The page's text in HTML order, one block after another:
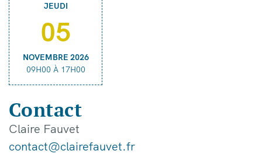
JEUDI
05
NOVEMBRE 2026
09H00 À 17H00
Contact
Claire Fauvet
contact@clairefauvet.fr